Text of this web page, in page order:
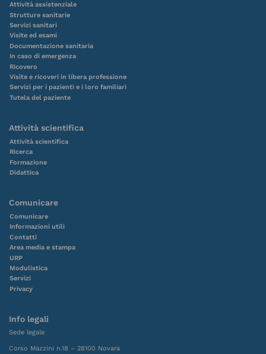
Attività assistenziale
Strutture sanitarie
Servizi sanitari
Visite ed esami
Documentazione sanitaria
In caso di emergenza
Ricovero
Visite e ricoveri in libera professione
Servizi per i pazienti e i loro familiari
Tutela del paziente
Attività scientifica
Attività scientifica
Ricerca
Formazione
Didattica
Comunicare
Comunicare
Informazioni utili
Contatti
Area media e stampa
URP
Modulistica
Servizi
Privacy
Info legali
Sede legale
Corso Mazzini n.18 – 28100 Novara